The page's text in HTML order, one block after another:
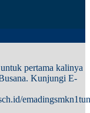
pertama kalinya
Kunjungi E-